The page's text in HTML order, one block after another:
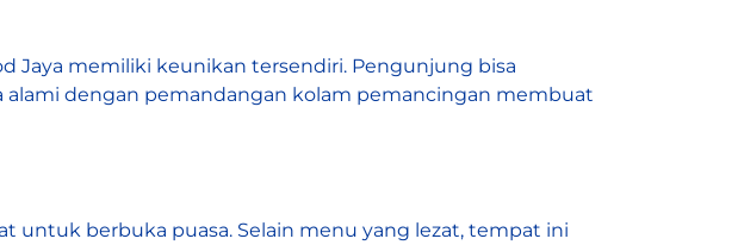
Jaya memiliki keunikan tersendiri. Pengunjung bisa
alami dengan pemandangan kolam pemancingan membuat
untuk berbuka puasa. Selain menu yang lezat, tempat ini